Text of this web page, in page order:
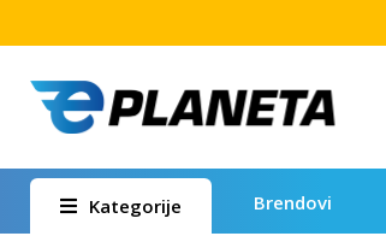
Kategorije Brendovi